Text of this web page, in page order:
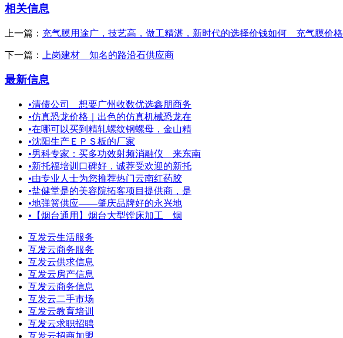
相关信息
上一篇： 充气膜用途广，技艺高，做工精湛，新时代的选择价钱如何＿充气膜价格
下一篇： 上岗建材＿知名的路沿石供应商
最新信息
•清债公司＿想要广州收数优选鑫朋商务
•仿真恐龙价格｜出色的仿真机械恐龙在
•在哪可以买到精轧螺纹钢螺母，金山精
•沈阳生产ＥＰＳ板的厂家
•男科专家：买多功效射频消融仪＿来东南
•新托福培训口碑好，诚荐受欢迎的新托
•由专业人士为您推荐热门云南红药胶
•盐健堂是的美容院拓客项目提供商，是
•地弹簧供应——肇庆品牌好的永兴地
• 【烟台通用】烟台大型镗床加工 烟
互发云生活服务
互发云商务服务
互发云供求信息
互发云房产信息
互发云商务信息
互发云二手市场
互发云教育培训
互发云求职招聘
互发云招商加盟